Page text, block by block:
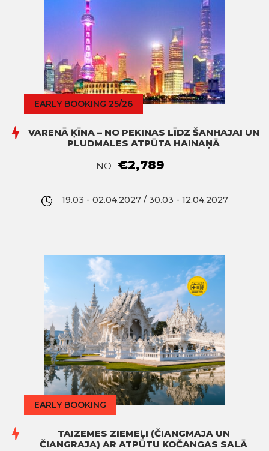
EARLY BOOKING 25/26
VARENĀ ĶĪNA – NO PEKINAS LĪDZ ŠANHAJAI UN
PLUDMALES ATPŪTA HAINAŅĀ
NO
€2,789
19.03 - 02.04.2027 / 30.03 - 12.04.2027
EARLY BOOKING
TAIZEMES ZIEMEĻI (ČIANGMAJA UN
ČIANGRAJA) AR ATPŪTU KOČANGAS SALĀ